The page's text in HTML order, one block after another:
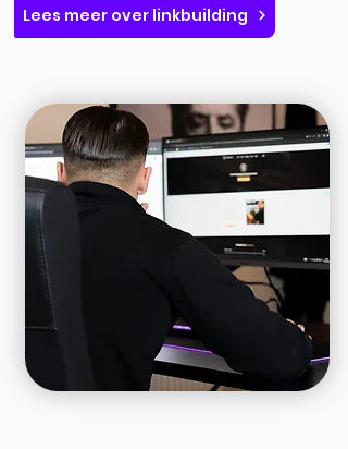
Lees meer over linkbuilding